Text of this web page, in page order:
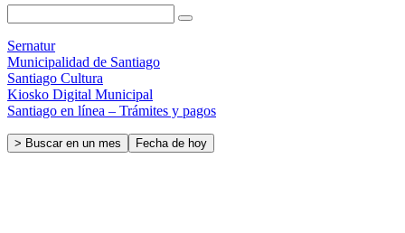
Sernatur
Municipalidad de Santiago
Santiago Cultura
Kiosko Digital Municipal
Santiago en línea – Trámites y pagos
> Buscar en un mes Fecha de hoy